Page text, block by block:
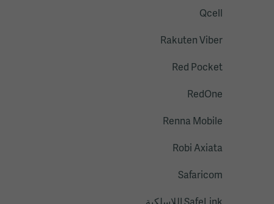
Qcell
Rakuten Viber
Red Pocket
RedOne
Renna Mobile
Robi Axiata
Safaricom